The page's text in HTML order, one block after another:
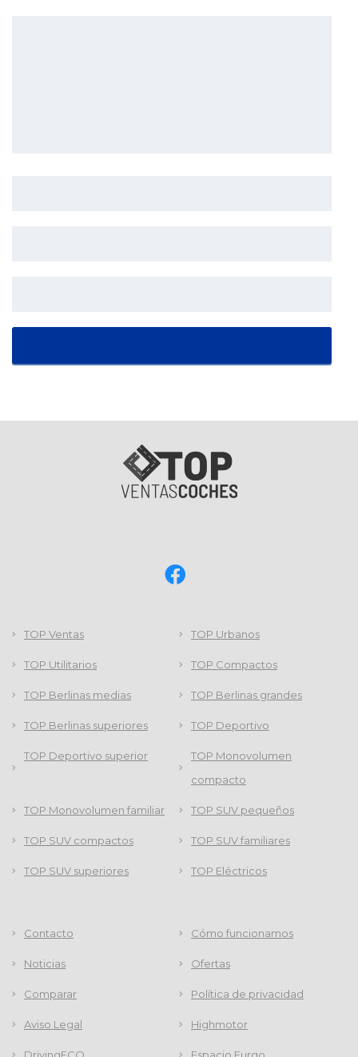
TOP Ventas TOP Urbanos
TOP Utilitarios TOP Compactos
TOP Berlinas medias TOP Berlinas grandes
TOP Berlinas superiores TOP Deportivo
TOP Deportivo superior
TOP Monovolumen
compacto
TOP Monovolumen familiar TOP SUV pequeños
TOP SUV compactos TOP SUV familiares
TOP SUV superiores TOP Eléctricos
Contacto Cómo funcionamos
Noticias Ofertas
Comparar Política de privacidad
Aviso Legal Highmotor